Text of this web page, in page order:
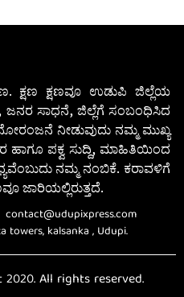
ಕ್ಷಣ ಕ್ಷಣವೂ ಉಡುಪಿ ಜಿಲ್ಲೆಯ
ಜನರ ಸಾಧನೆ, ಜಿಲ್ಲೆಗೆ ಸಂಬಂಧಿಸಿದ
ನೀಡುವುದು ನಮ್ಮ ಮುಖ್ಯ
ಹಾಗೂ ಪಕ್ವ ಸುದ್ದಿ, ಮಾಹಿತಿಯಿಂದ
ನಮ್ಮ ನಂಬಿಕೆ. ಕರಾವಳಿಗೆ
ಜಾರಿಯಲ್ಲಿರುತ್ತದೆ.
contact@udupixpress.com
towers, kalsanka , Udupi.
All rights reserved.